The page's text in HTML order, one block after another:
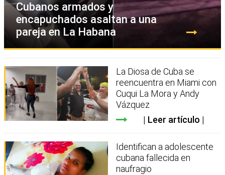
Cubanos armados y
encapuchados asaltan a una
pareja en La Habana
La Diosa de Cuba se
reencuentra en Miami con
Cuqui La Mora y Andy
Vázquez
Leer artículo
Identifican a adolescente
cubana fallecida en
naufragio